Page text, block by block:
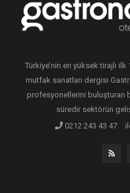
Türkiye’nin en yüksek tirajlı
mutfak sanatları dergisi
profesyonellerini buluşturan
süredir sektörün
0212 243 43 47